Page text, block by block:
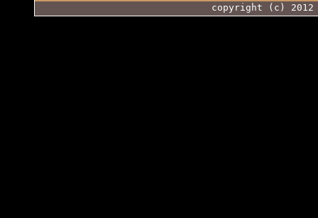
copyright (c) 2012